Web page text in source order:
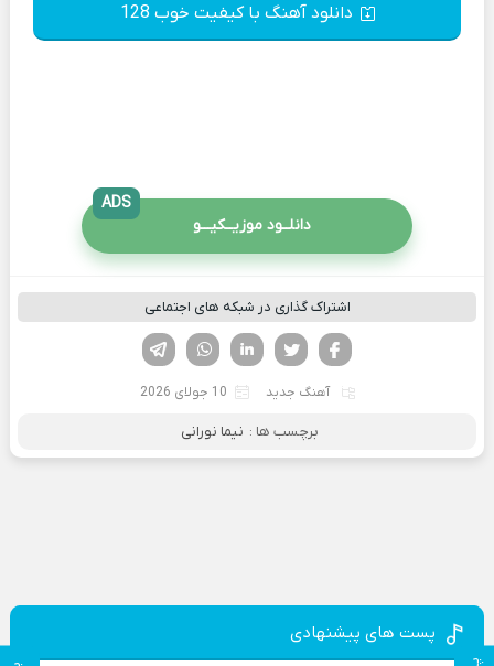
دانلود آهنگ با کیفیت خوب 128
دانلــود موزیــکیـــو
ADS
اشتراک گذاری در شبکه های اجتماعی
لینکدین تویتر
فیسوک
آهنگ جدید 10 جولای 2026
برچسب ها : نیما نورانی
پست های پیشنهادی